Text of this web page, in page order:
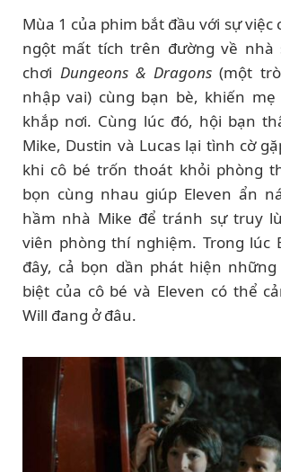
Mùa 1 của phim bắt đầu với sự việc
ngột mất tích trên đường về nhà
chơi Dungeons & Dragons(một trò
nhập vai) cùng bạn bè, khiến
khắp nơi. Cùng lúc đó, hội bạn
Mike, Dustin và Lucas lại tình cờ
khi cô bé trốn thoát khỏi phòng
bọn cùng nhau giúp Eleven ẩn
hầm nhà Mike để tránh sự truy
viên phòng thí nghiệm. Trong lúc
đây, cả bọn dần phát hiện
biệt của cô bé và Eleven có thể
Will đang ở đâu.